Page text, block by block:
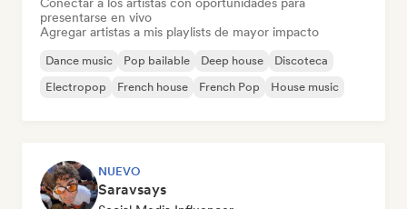
presentarse en vivo
Agregar artistas a mis playlists de mayor impacto
Dance music Pop bailable Deep house
Discoteca
Electropop
French house French Pop House music
NUEVO
Saravsays